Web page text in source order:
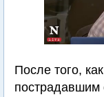
После того,
пострадавшим